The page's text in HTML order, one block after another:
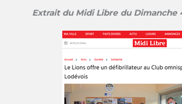
Extrait du Midi Libre du Dimanche